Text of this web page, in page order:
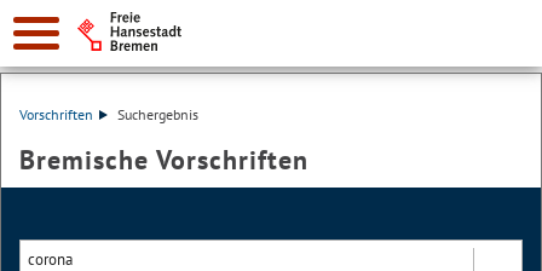
Vorschriften Suchergebnis
Bremische Vorschriften